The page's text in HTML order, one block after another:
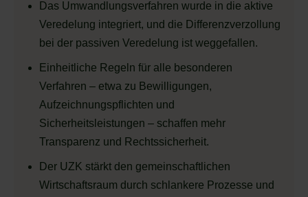
Das Umwandlungsverfahren wurde in die aktive
Veredelung integriert, und die Differenzverzollung
bei der passiven Veredelung ist weggefallen.
Einheitliche Regeln für alle besonderen
Verfahren – etwa zu Bewilligungen,
Aufzeichnungspflichten und
Sicherheitsleistungen – schaffen mehr
Transparenz und Rechtssicherheit.
Der UZK stärkt den gemeinschaftlichen
Wirtschaftsraum durch schlankere Prozesse und